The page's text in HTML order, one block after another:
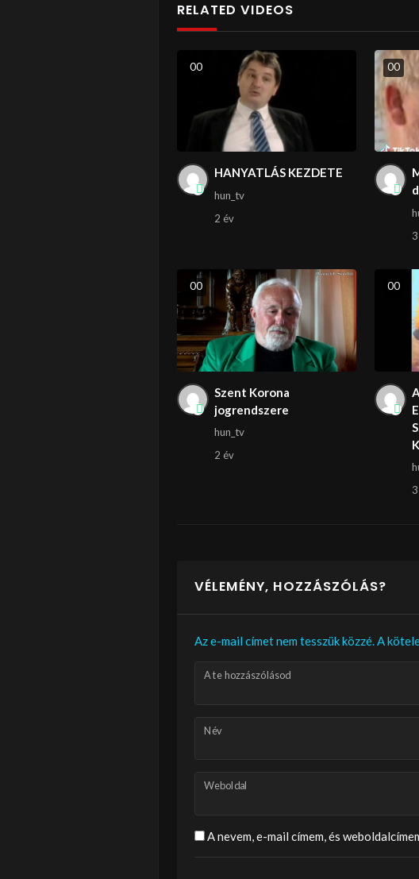
RELATED VIDEOS
00
HANYATLÁS KEZDETE
hun_tv
2 év
00
00
Szent Korona
jogrendszere
hun_tv
2 év
00
VÉLEMÉNY, HOZZÁSZÓLÁS?
Az e-mail címet nem tesszük közzé.A
A te hozzászólásod
Név
Weboldal
A nevem, e-mail címem, és